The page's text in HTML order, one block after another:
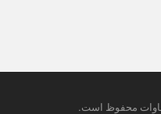
محفوظ است.